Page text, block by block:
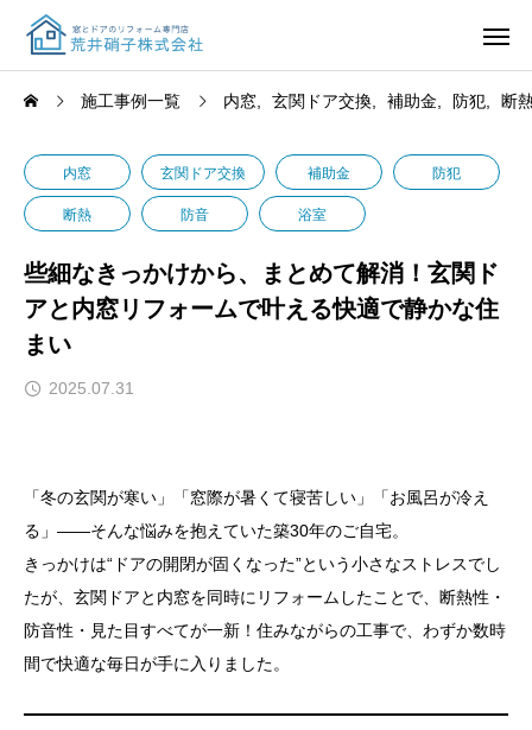
施工事例一覧 内窓 玄関ドア交換 補助金 防犯 断
内窓 玄関ドア交換 補助金 防犯
断熱 防音 浴室
些細なきっかけから、まとめて解消！玄関ド
アと内窓リフォームで叶える快適で静かな住
まい
2025.07.31
「冬の玄関が寒い」「窓際が暑くて寝苦しい」「お風呂が冷え
る」――そんな悩みを抱えていた築30年のご自宅。
きっかけは“ドアの開閉が固くなった”という小さなストレスでし
たが、玄関ドアと内窓を同時にリフォームしたことで、断熱性・
防音性・見た目すべてが一新！住みながらの工事で、わずか数時
間で快適な毎日が手に入りました。